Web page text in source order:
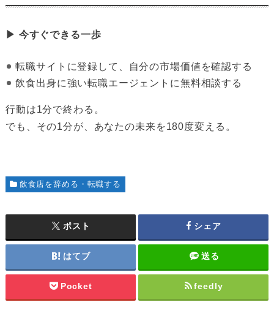
▶︎ 今すぐできる一歩
転職サイトに登録して、自分の市場価値を確認する
飲食出身に強い転職エージェントに無料相談する
行動は1分で終わる。
でも、その1分が、あなたの未来を180度変える。
飲食店を辞める・転職する
ポスト シェア
はてブ 送る
Pocket feedly